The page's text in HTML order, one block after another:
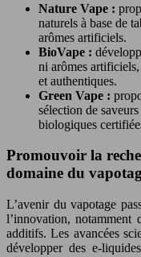
Nature Vape :
naturels à base de
arômes artificiels.
BioVape :
ni arômes
et authentiques.
Green Vape :
sélection de
biologiques
Promouvoir la
domaine du
L’avenir du vapotage
l’innovation, notamment
additifs. Les avancées
développer des e-